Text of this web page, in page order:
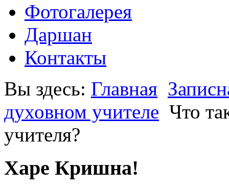
Фотогалерея
Даршан
Контакты
Вы здесь: Главная
духовном учителе Что
учителя?
Харе Кришна!